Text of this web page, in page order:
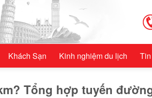
Khách Sạn Kinh nghiệm du lịch
Tổng hợp tuyến